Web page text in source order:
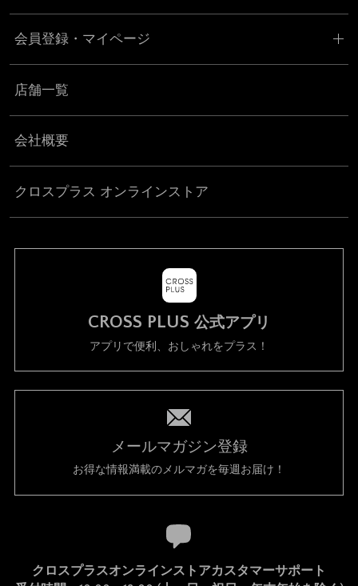
会員登録・マイページ
店舗一覧
会社概要
クロスプラス オンラインストア
CROSS PLUS 公式アプリ
アプリで便利、おしゃれをプラス！
メールマガジン登録
お得な情報満載のメルマガを毎週お届け！
クロスプラスオンラインストアカスタマーサポート